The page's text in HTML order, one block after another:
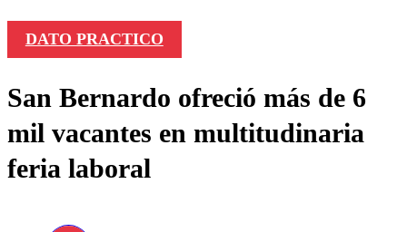
DATO PRACTICO
San Bernardo ofreció más de 6
mil vacantes en multitudinaria
feria laboral